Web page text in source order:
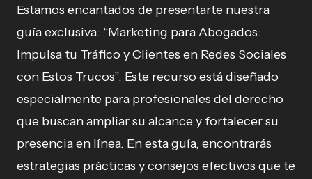
Estamos encantados de presentarte nuestra
guía exclusiva: “Marketing para Abogados:
Impulsa tu Tráfico y Clientes en Redes Sociales
con Estos Trucos”. Este recurso está diseñado
especialmente para profesionales del derecho
que buscan ampliar su alcance y fortalecer su
presencia en línea. En esta guía, encontrarás
estrategias prácticas y consejos efectivos que te